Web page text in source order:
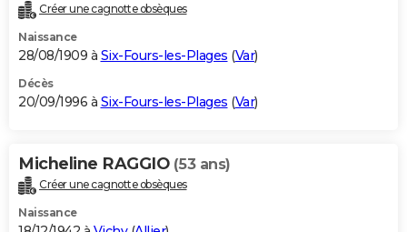
Créer une cagnotte obsèques
Naissance
28/08/1909 à Six-Fours-les-Plages (Var)
Décès
20/09/1996 à Six-Fours-les-Plages (Var)
Micheline RAGGIO (53 ans)
Créer une cagnotte obsèques
Naissance